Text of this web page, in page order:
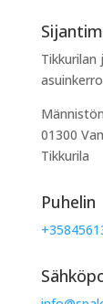
Tikkurilan
01300
Tikkurila
Puhelin